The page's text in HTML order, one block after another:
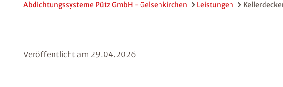
Abdichtungssysteme Pütz GmbH - Gelsenkirchen Leistungen
Veröffentlicht am 29.04.2026